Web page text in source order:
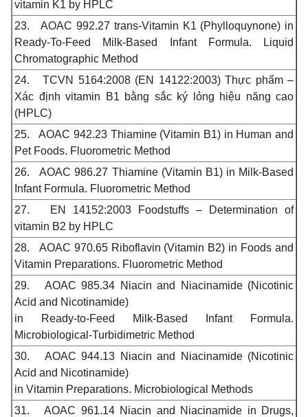
vitamin K1 by HPLC
23.
AOAC 992.27 trans-Vitamin K1 (Phylloquynone) in
Ready-To-Feed Milk-Based Infant Formula. Liquid
Chromatographic Method
24.
TCVN 5164:2008 (EN 14122:2003) Thực phẩm –
Xác định vitamin B1 bằng sắc ký lỏng hiệu năng cao
(HPLC)
25.
AOAC 942.23 Thiamine (Vitamin B1) in Human and
Pet Foods. Fluorometric Method
26.
AOAC 986.27 Thiamine (Vitamin B1) in Milk-Based
Infant Formula. Fluorometric Method
27.
EN 14152:2003 Foodstuffs – Determination of
vitamin B2 by HPLC
28.
AOAC 970.65 Riboflavin (Vitamin B2) in Foods and
Vitamin Preparations. Fluorometric Method
29.
AOAC 985.34 Niacin and Niacinamide (Nicotinic
Acid and Nicotinamide)
in Ready-to-Feed Milk-Based Infant Formula.
Microbiological-Turbidimetric Method
30.
AOAC 944.13 Niacin and Niacinamide (Nicotinic
Acid and Nicotinamide)
in Vitamin Preparations. Microbiological Methods
31.
AOAC 961.14 Niacin and Niacinamide in Drugs,